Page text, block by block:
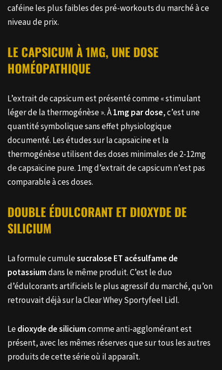
caféine les plus faibles des pré-workouts du marché à ce
niveau de prix.
LE CAPSICUM À 1MG, UNE DOSE
HOMÉOPATHIQUE
L’extrait de capsicum est présenté comme « stimulant
léger de la thermogénèse ». À1mg par dose, c’est une
quantité symbolique sans effet physiologique
documenté. Les études sur la capsaïcine et la
thermogénèse utilisent des doses minimales de 2-12mg
de capsaïcine pure. 1mg d’extrait de capsicum n’est pas
comparable à ces doses.
DOUBLE ÉDULCORANT ET DIOXYDE DE
SILICIUM
La formule cumulesucralose ET acésulfame de
potassiumdans le même produit. C’est le duo
d’édulcorants artificiels le plus agressif du marché, qu’on
retrouvait déjà sur la Clear Whey Sportyfeel Lidl.
Ledioxyde de siliciumcomme anti-agglomérant est
présent, avec les mêmes réserves que sur tous les autres
produits de cette série où il apparaît.